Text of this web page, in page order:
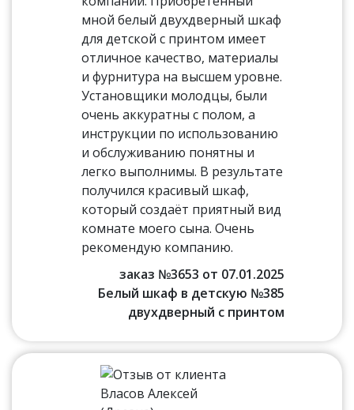
мной белый двухдверный шкаф
для детской с принтом имеет
отличное качество, материалы
и фурнитура на высшем уровне.
Установщики молодцы, были
очень аккуратны с полом, а
инструкции по использованию
и обслуживанию понятны и
легко выполнимы. В результате
получился красивый шкаф,
который создаёт приятный вид
комнате моего сына. Очень
рекомендую компанию.
заказ №3653 от 07.01.2025
Белый шкаф в детскую №385
двухдверный с принтом